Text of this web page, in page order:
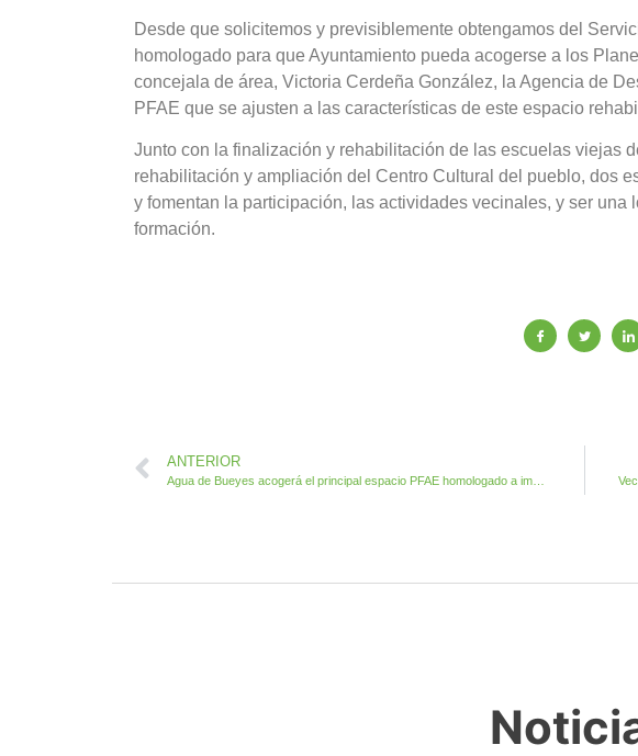
Desde que solicitemos y previsiblemente obtengamos del
homologado para que Ayuntamiento pueda acogerse a los
concejala de área, Victoria Cerdeña González, la Agencia de
PFAE que se ajusten a las características de este espacio
Junto con la finalización y rehabilitación de las escuelas viejas
rehabilitación y ampliación del Centro Cultural del pueblo, dos
y fomentan la participación, las actividades vecinales, y ser una
formación.
ANTERIOR